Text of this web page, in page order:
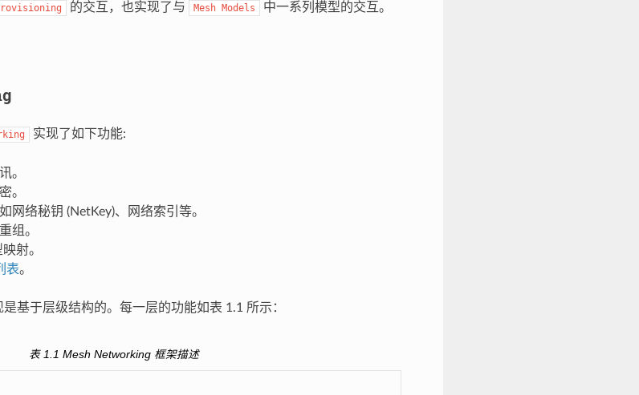
的交互，也实现了与 Mesh Models 中一系列模型的交互。
实现了如下功能:
。
。
网络秘钥 (NetKey)、网络索引等。
组。
射。
表。
基于层级结构的。每一层的功能如表 1.1 所示：
表 1.1 Mesh Networking 框架描述